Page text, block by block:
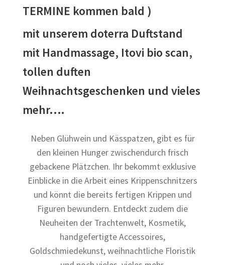
TERMINE kommen bald )
mit unserem doterra Duftstand
mit Handmassage, Itovi bio scan,
tollen duften
Weihnachtsgeschenken und vieles
mehr….
Neben Glühwein und Kässpatzen, gibt es für
den kleinen Hunger zwischendurch frisch
gebackene Plätzchen. Ihr bekommt exklusive
Einblicke in die Arbeit eines Krippenschnitzers
und könnt die bereits fertigen Krippen und
Figuren bewundern. Entdeckt zudem die
Neuheiten der Trachtenwelt, Kosmetik,
handgefertigte Accessoires,
Goldschmiedekunst, weihnachtliche Floristik